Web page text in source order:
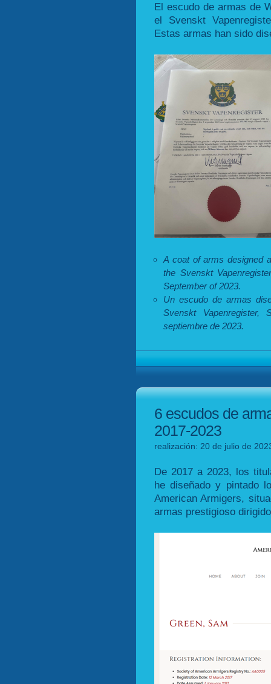
El escudo de armas de
el Svenskt
Estas armas han sido
A coat of arms designed
the Svenskt
September of 2023.
Un escudo de armas
Svenskt Vapenregister,
septiembre de 2023.
6 escudos de
2017-2023
realización: 20 de julio de
De 2017 a 2023, los
he diseñado y pintado
American Armigers,
armas prestigioso